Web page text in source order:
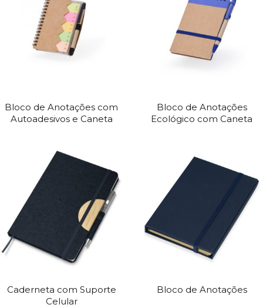
Bloco de Anotações com
Autoadesivos e Caneta
Bloco de Anotações
Ecológico com Caneta
Caderneta com Suporte
Celular
Bloco de Anotações